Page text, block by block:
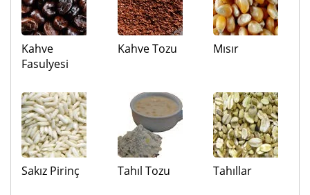
Kahve
Fasulyesi
Kahve Tozu Mısır
Sakız Pirinç Tahıl Tozu Tahıllar